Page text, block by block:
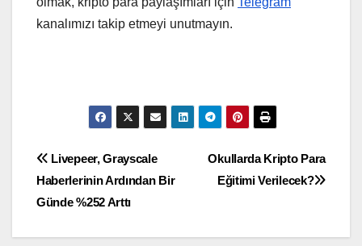
kanalımızı takip etmeyi unutmayın.
Yazı
gezinmesi
Okullarda Kripto Para
Eğitimi Verilecek?
Livepeer, Grayscale
Haberlerinin Ardından Bir
Günde %252 Arttı